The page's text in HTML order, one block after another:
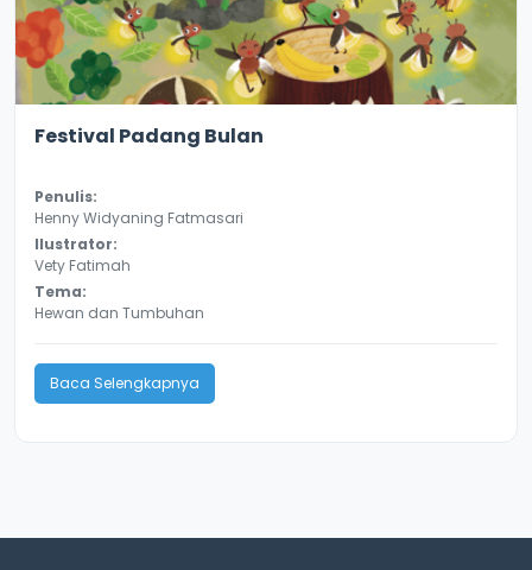
Festival Padang Bulan
Penulis:
Henny Widyaning Fatmasari
Ilustrator:
Vety Fatimah
Tema:
Hewan dan Tumbuhan
Baca Selengkapnya